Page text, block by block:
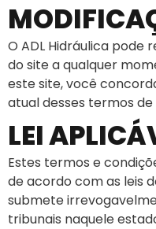
O ADL Hidráulica pode
do site a qualquer
este site, você
atual desses termos de
LEI
Estes termos e
de acordo com as leis
submete
tribunais naquele